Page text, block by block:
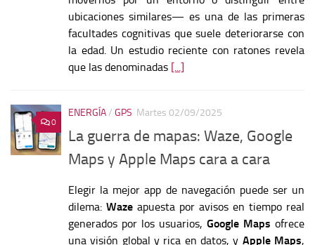
ubicaciones similares— es una de las primeras
facultades cognitivas que suele deteriorarse con
la edad. Un estudio reciente con ratones revela
que las denominadas [...]
0
ENERGÍA/ GPS Martes 02/09/2025
La guerra de mapas: Waze, Google
Maps y Apple Maps cara a cara
Elegir la mejor app de navegación puede ser un
dilema: Waze apuesta por avisos en tiempo real
generados por los usuarios, Google Maps ofrece
una visión global y rica en datos, y Apple Maps,